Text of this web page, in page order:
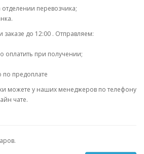
перевозчика;
заказе до 12:00 . Отправляем:
при получении;
по предоплате
можете у наших менеджеров по телефону
чате.